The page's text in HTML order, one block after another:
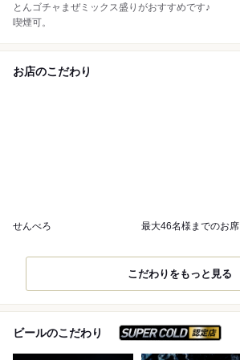
とんゴチャまぜミックス盛りがおすすめです♪
喫煙可。
お店のこだわり
せんべろ 最大46名様までのお席
こだわりをもっと見る
ビールのこだわり